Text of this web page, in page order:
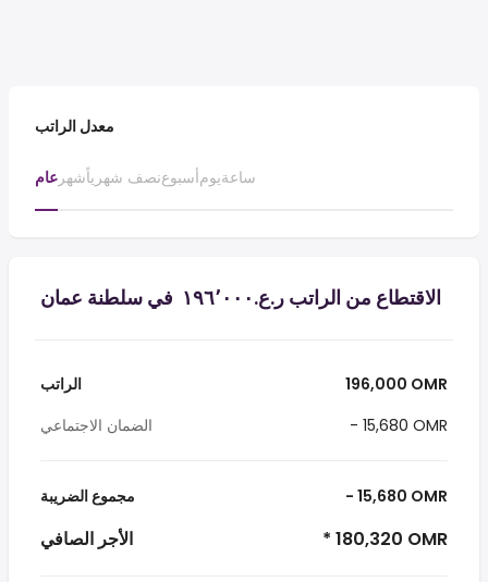
معدل الراتب
عام شهرنصف شهرياًأسبوعيومساعة
الاقتطاع من الراتب ر.ع.‏١٩٦٬٠٠٠ ‏ في سلطنة عمان
الراتب
196,000 OMR
الضمان الاجتماعي
- 15,680 OMR
مجموع الضريبة - 15,680 OMR
الأجر الصافي * 180,320 OMR